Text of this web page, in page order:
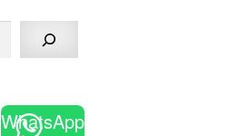
WhatsApp